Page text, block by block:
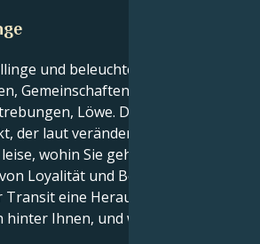
und beleuchtet Ihr 11. Haus
Gemeinschaften und
Löwe. Dies ist ein
der laut verändert, auf wen Sie
wohin Sie gehen. Für ein
Loyalität und Bestätigung
eine Herausforderung:
Ihnen, und welche Träume